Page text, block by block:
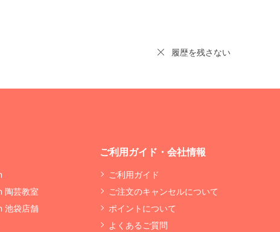
履歴を残さない
陶芸教室
池袋店舗
ご利用ガイド・会社情報
ご利用ガイド
ご注文のキャンセルについて
ポイントについて
よくあるご質問